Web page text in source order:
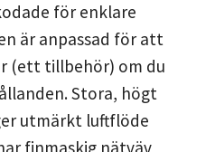
för enklare
är anpassad för att
(ett tillbehör) om du
Stora, högt
utmärkt luftflöde